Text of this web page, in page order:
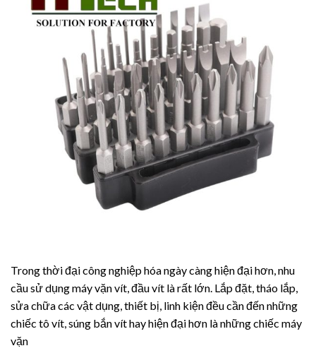
Trong thời đại công nghiệp hóa ngày càng hiện đại hơn, nhu
cầu sử dụng máy vặn vít, đầu vít là rất lớn. Lắp đặt, tháo lắp,
sửa chữa các vật dụng, thiết bị, linh kiện đều cần đến những
chiếc tô vít, súng bắn vít hay hiện đại hơn là những chiếc máy
vặn